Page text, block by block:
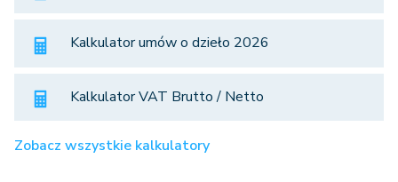
Kalkulator umów o dzieło 2026
Kalkulator VAT Brutto / Netto
Zobacz wszystkie kalkulatory